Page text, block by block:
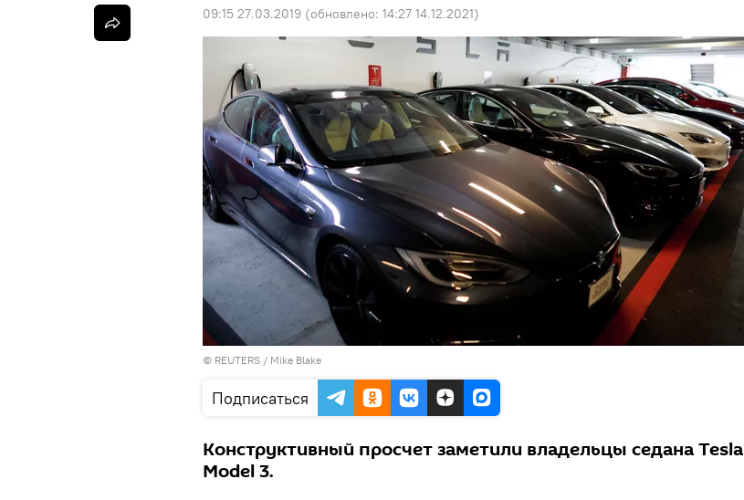
09:15 27.03.2019 (обновлено: 14:27 14.12.2021)
© REUTERS / Mike Blake
Подписаться
Конструктивный просчет заметили владельцы седана Tesla
Model 3.